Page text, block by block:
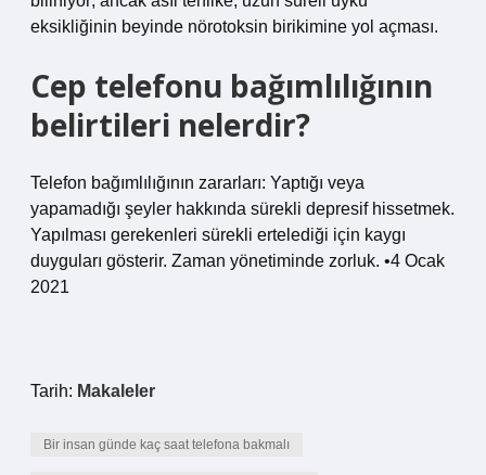
eksikliğinin beyinde nörotoksin birikimine yol açması.
Cep telefonu bağımlılığının
belirtileri nelerdir?
Telefon bağımlılığının zararları: Yaptığı veya
yapamadığı şeyler hakkında sürekli depresif hissetmek.
Yapılması gerekenleri sürekli ertelediği için kaygı
duyguları gösterir. Zaman yönetiminde zorluk. •4 Ocak
2021
Tarih: Makaleler
Bir insan günde kaç saat telefona bakmalı